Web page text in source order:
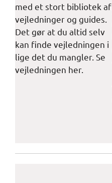
med et stort bibliotek af
vejledninger og guides.
Det gør at du altid selv
kan finde vejledningen i
lige det du mangler. Se
vejledningen her.